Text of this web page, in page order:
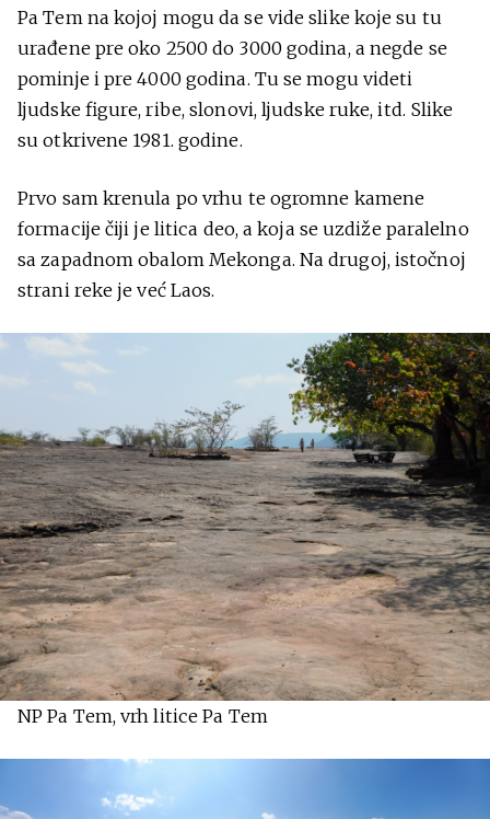
Pa Tem na kojoj mogu da se vide slike koje su tu
urađene pre oko 2500 do 3000 godina, a negde se
pominje i pre 4000 godina. Tu se mogu videti
ljudske figure, ribe, slonovi, ljudske ruke, itd. Slike
su otkrivene 1981. godine.
Prvo sam krenula po vrhu te ogromne kamene
formacije čiji je litica deo, a koja se uzdiže paralelno
sa zapadnom obalom Mekonga. Na drugoj, istočnoj
strani reke je već Laos.
NP Pa Tem, vrh litice Pa Tem